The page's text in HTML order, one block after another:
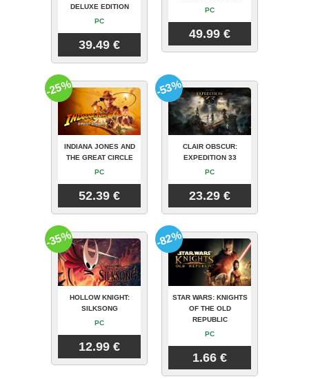
DELUXE EDITION
PC
39.49 €
PC
49.99 €
INDIANA JONES AND
THE GREAT CIRCLE
PC
52.39 €
-25%
CLAIR OBSCUR:
EXPEDITION 33
PC
23.29 €
-53%
HOLLOW KNIGHT:
SILKSONG
PC
12.99 €
-35%
STAR WARS: KNIGHTS
OF THE OLD
REPUBLIC
PC
1.66 €
-82%